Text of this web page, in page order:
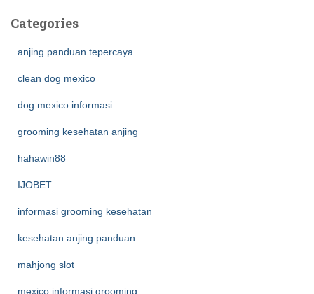
Categories
anjing panduan tepercaya
clean dog mexico
dog mexico informasi
grooming kesehatan anjing
hahawin88
IJOBET
informasi grooming kesehatan
kesehatan anjing panduan
mahjong slot
mexico informasi grooming